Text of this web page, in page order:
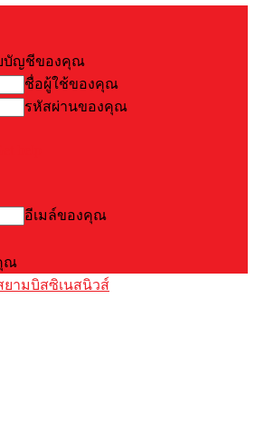
บัญชีของคุณ
ชื่อผู้ใช้ของคุณ
รหัสผ่านของคุณ
อีเมล์ของคุณ
ณ
ยามบิสซิเนสนิวส์